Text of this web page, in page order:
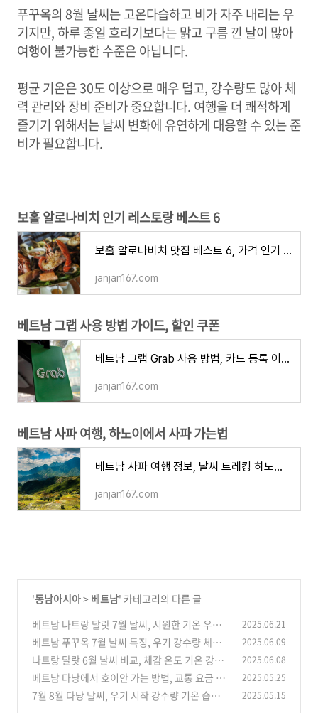
푸꾸옥의 8월 날씨는 고온다습하고 비가 자주 내리는 우
기지만, 하루 종일 흐리기보다는 맑고 구름 낀 날이 많아
여행이 불가능한 수준은 아닙니다.
평균 기온은 30도 이상으로 매우 덥고, 강수량도 많아 체
력 관리와 장비 준비가 중요합니다. 여행을 더 쾌적하게
즐기기 위해서는 날씨 변화에 유연하게 대응할 수 있는 준
비가 필요합니다.
보홀 알로나비치 인기 레스토랑 베스트 6
보홀 알로나비치 맛집 베스트 6, 가격 인기 음식점 추천 가성비 분위기
janjan167.com
베트남 그랩 사용 방법 가이드, 할인 쿠폰
베트남 그랩 Grab 사용 방법, 카드 등록 이용 요금 할인 쿠폰 주의사항
janjan167.com
베트남 사파 여행, 하노이에서 사파 가는법
베트남 사파 여행 정보, 날씨 트레킹 하노이에서 버스 기차로 가는 방법 추천 명소
janjan167.com
'동남아시아> 베트남' 카테고리의 다른 글
베트남 나트랑 달랏 7월 날씨, 시원한 기온 우기
강수량 휴양지 옷차림
(0)
2025.06.21
베트남 푸꾸옥 7월 날씨 특징, 우기 강수량 체감
온도 기온 옷차림
(0)
2025.06.09
나트랑 달랏 6월 날씨 비교, 체감 온도 기온 강수
량 및 우기 옷차림 (0)
2025.06.08
베트남 다낭에서 호이안 가는 방법, 교통 요금 가
성비 셔틀 버스 택시 그랩
(0)
2025.05.25
7월 8월 다낭 날씨, 우기 시작 강수량 기온 습도
2025.05.15